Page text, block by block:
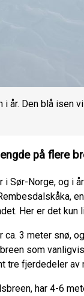
år. Den blå isen
på flere
i Sør-Norge, og i
Her er det
3 meter snø,
som
tre fjerdedeler
har 4-6